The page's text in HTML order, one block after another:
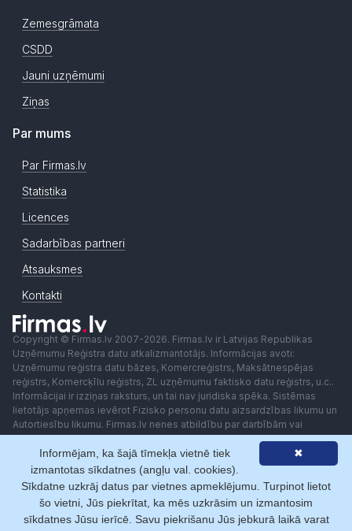
Zemesgrāmata
CSDD
Jauni uzņēmumi
Ziņas
Par mums
Par Firmas.lv
Statistika
Licences
Sadarbības partneri
Atsauksmes
Kontakti
Copyright © Firmas.lv 2007-2026. Firmas.lv ir Latvijas Republikas
Uzņēmumu Reģistra datu atkalizmantotājs. Informācijas avoti:
Uzņēmumu reģistra datu bāzes, Komercreģistrs, Maksātnespējas
reģistrs, Komercķīlu reģistrs, ZL uzņēmumu faktisko datu reģistrs, u.c..
Informācijai ir izziņas raksturs, un tai nav juridiska spēka. Sistēmas
lietotājs apņemas ievērot Fizisko personu datu aizsardzības likumu un
Autortiesību likumu. Firmas.lv nenes atbildību par darbībām vai
lēmumiem, kas balstīti uz saņemto pakalpojumu. Lietotājam aizliegts
izmantot jebkādas automatizētas sistēmas vai iekārtas (robotus)
piekļuvei sistēmai bez rakstiskas saskaņošanas ar Firmas.lv. Galvenā
redaktore: Ingūna Pempere.
Lietošanas noteikumi
Privātuma politika Norēķini ar
✖
Informējam, ka šajā tīmekļa vietnē tiek
izmantotas sīkdatnes (angļu val. cookies).
Sīkdatne uzkrāj datus par vietnes apmeklējumu. Turpinot lietot
šo vietni, Jūs piekrītat, ka mēs uzkrāsim un izmantosim
sīkdatnes Jūsu ierīcē. Savu piekrišanu Jūs jebkurā laikā varat